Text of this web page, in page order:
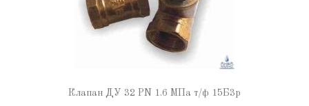
Клапан ДУ 32 PN 1.6 МПа т/ф 15Б3р